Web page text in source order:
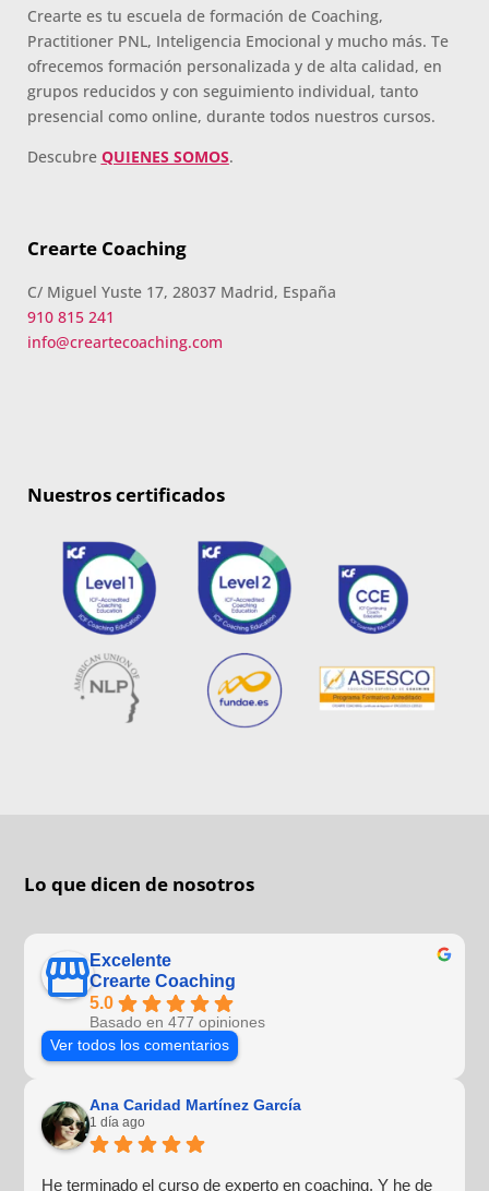
Crearte es tu escuela de formación de Coaching,
Practitioner PNL, Inteligencia Emocional y mucho más. Te
ofrecemos formación personalizada y de alta calidad, en
grupos reducidos y con seguimiento individual, tanto
presencial como online, durante todos nuestros cursos.
Descubre QUIENES SOMOS.
Crearte Coaching
C/ Miguel Yuste 17, 28037 Madrid, España
910 815 241
info@creartecoaching.com
Nuestros certificados
Lo que dicen de nosotros
Excelente
Crearte Coaching
5.0
Basado en 477 opiniones
Ver todos los comentarios
Ana Caridad Martínez García
1 día ago
He terminado el curso de experto en coaching. Y he de